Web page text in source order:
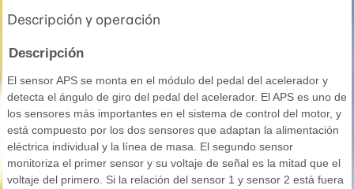
Descripción y operación
Descripción
El sensor APS se monta en el módulo del pedal del acelerador y
detecta el ángulo de giro del pedal del acelerador. El APS es uno de
los sensores más importantes en el sistema de control del motor, y
está compuesto por los dos sensores que adaptan la alimentación
eléctrica individual y la línea de masa. El segundo sensor
monitoriza el primer sensor y su voltaje de señal es la mitad que el
voltaje del primero. Si la relación del sensor 1 y sensor 2 está fuera